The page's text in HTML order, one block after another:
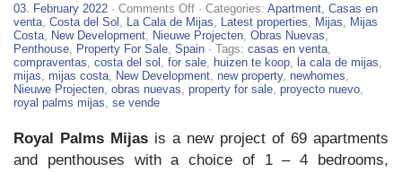
03. February 2022 · Comments Offon
Royal
Palms
Mijas
–
New
Luxury
· Categories: Apartment, Casas en
venta, Costa del Sol , La Cala de Mijas, Latest properties, Mijas, Mijas
Costa, New Development, Nieuwe Projecten, Obras Nuevas,
Penthouse, Property For Sale, Spain · Tags: casas en venta,
compraventas, costa del sol , for sale, huizen te koop, la cala de mijas,
mijas, mijas costa, New Development, new property, newhomes,
Nieuwe Projecten, obras nuevas, property for sale, proyecto nuevo,
royal palms mijas, se vende
Royal Palms Mijas is a new project of 69 apartments
and penthouses with a choice of 1 – 4 bedrooms,